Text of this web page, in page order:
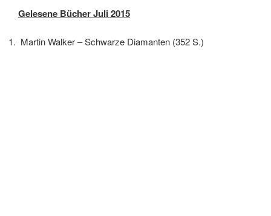
Gelesene Bücher Juli 2015
Martin Walker – Schwarze Diamanten (352 S.)